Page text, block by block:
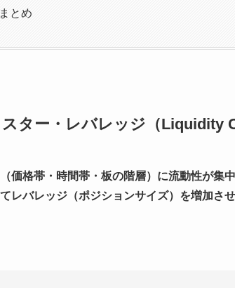
とめ
ター・レバレッジ（Liquidity
価格帯・時間帯・板の階層）に流動性が集
レバレッジ（ポジションサイズ）を増加さ